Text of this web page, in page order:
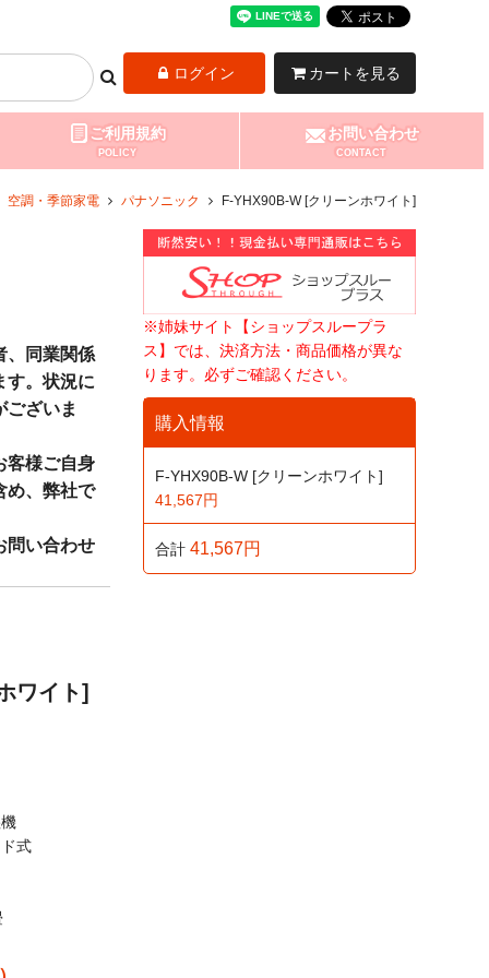
ログイン カートを見る
ご利用規約
POLICY
お問い合わせ
CONTACT
空調・季節家電 パナソニック F-YHX90B-W [クリーンホワイト]
、同業関係
す。状況に
ございま
客様ご自身
め、弊社で
問い合わせ
ご利用い
価格、種類
ります。※代
。
ワイト]
式
※姉妹サイト【ショップスループラ
ス】では、決済方法・商品価格が異な
ります。必ずご確認ください。
購入情報
F-YHX90B-W [クリーンホワイト]
41,567円
合計 41,567円